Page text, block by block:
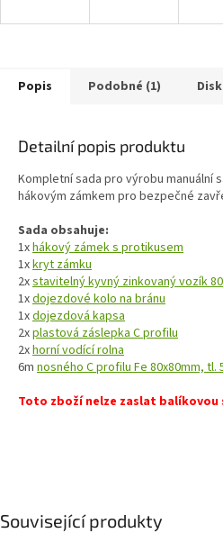
Související produkty
Popis Podobné (1)
Detailní popis produktu
Kompletní sada pro výrobu manuální
hákovým zámkem pro bezpečné
Sada obsahuje:
1xhákový zámek s protikusem
1xkryt zámku
2xstavitelný kyvný zinkovaný vozík
1xdojezdové kolo na bránu
1xdojezdová kapsa
2xplastová záslepka C profilu
2xhorní vodící rolna
6m nosného C profilu Fe 80x80mm, tl.
Toto zboží nelze zaslat